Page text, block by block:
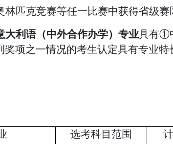
林匹克竞赛等任一比赛中获得省级赛
利语（中外合作办学） 专业具有①
项之一情况的考生认定具有专业特
选考科目范围